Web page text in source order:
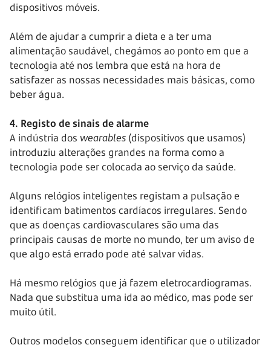
dispositivos móveis.
Além de ajudar a cumprir a dieta e a ter uma
alimentação saudável, chegámos ao ponto em que a
tecnologia até nos lembra que está na hora de
satisfazer as nossas necessidades mais básicas, como
beber água.
4. Registo de sinais de alarme
A indústria dos wearables (dispositivos que usamos)
introduziu alterações grandes na forma como a
tecnologia pode ser colocada ao serviço da saúde.
Alguns relógios inteligentes registam a pulsação e
identificam batimentos cardíacos irregulares. Sendo
que as doenças cardiovasculares são uma das
principais causas de morte no mundo, ter um aviso de
que algo está errado pode até salvar vidas.
Há mesmo relógios que já fazem eletrocardiogramas.
Nada que substitua uma ida ao médico, mas pode ser
muito útil.
Outros modelos conseguem identificar que o utilizador